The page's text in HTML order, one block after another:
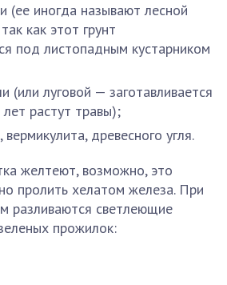
(ее иногда называют лесной
как этот грунт
под листопадным кустарником
(или луговой — заготавливается
растут травы);
вермикулита, древесного угля.
желтеют, возможно, это
пролить хелатом железа. При
разливаются светлеющие
прожилок: